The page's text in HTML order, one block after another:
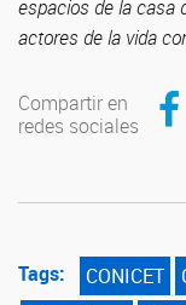
espacios de la casa
actores de la vida
Compartir en
redes sociales
Tags: CONICET